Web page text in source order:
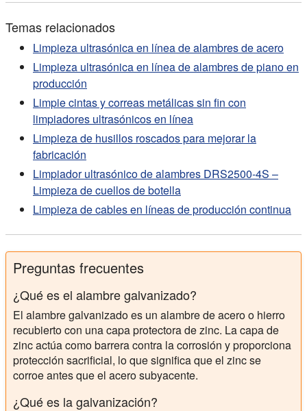
Temas relacionados
Limpieza ultrasónica en línea de alambres de acero
Limpieza ultrasónica en línea de alambres de piano en
producción
Limpie cintas y correas metálicas sin fin con
limpiadores ultrasónicos en línea
Limpieza de husillos roscados para mejorar la
fabricación
Limpiador ultrasónico de alambres DRS2500-4S –
Limpieza de cuellos de botella
Limpieza de cables en líneas de producción continua
Preguntas frecuentes
¿Qué es el alambre galvanizado?
El alambre galvanizado es un alambre de acero o hierro
recubierto con una capa protectora de zinc. La capa de
zinc actúa como barrera contra la corrosión y proporciona
protección sacrificial, lo que significa que el zinc se
corroe antes que el acero subyacente.
¿Qué es la galvanización?